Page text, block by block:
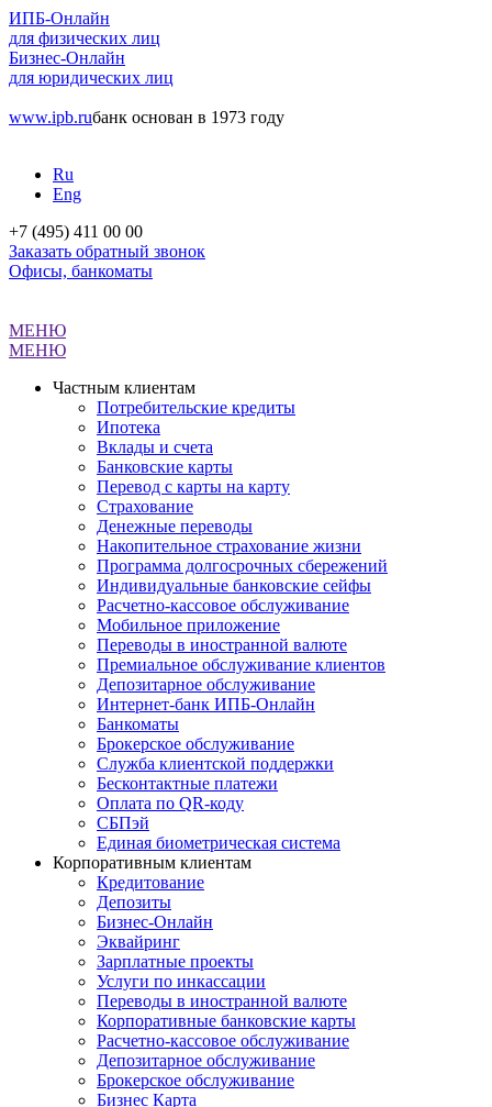
ИПБ-Онлайн
для физических лиц
Бизнес-Онлайн
для юридических лиц
www.ipb.ruбанк основан в 1973 году
Ru
Eng
+7 (495) 411 00 00
Заказать обратный звонок
Офисы, банкоматы
МЕНЮ
МЕНЮ
Частным клиентам
Потребительские кредиты
Ипотека
Вклады и счета
Банковские карты
Перевод с карты на карту
Страхование
Денежные переводы
Накопительное страхование жизни
Программа долгосрочных сбережений
Индивидуальные банковские сейфы
Расчетно-кассовое обслуживание
Мобильное приложение
Переводы в иностранной валюте
Премиальное обслуживание клиентов
Депозитарное обслуживание
Интернет-банк ИПБ-Онлайн
Банкоматы
Брокерское обслуживание
Служба клиентской поддержки
Бесконтактные платежи
Оплата по QR-коду
СБПэй
Единая биометрическая система
Корпоративным клиентам
Кредитование
Депозиты
Бизнес-Онлайн
Эквайринг
Зарплатные проекты
Услуги по инкассации
Переводы в иностранной валюте
Корпоративные банковские карты
Расчетно-кассовое обслуживание
Депозитарное обслуживание
Брокерское обслуживание
Бизнес Карта